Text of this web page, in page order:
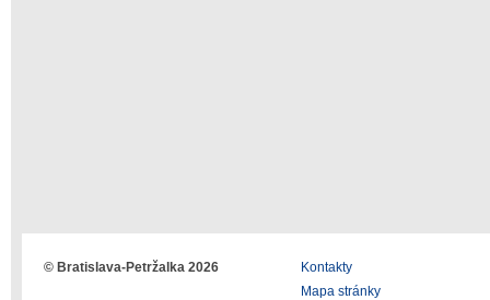
© Bratislava-Petržalka 2026
Kontakty
Mapa stránky